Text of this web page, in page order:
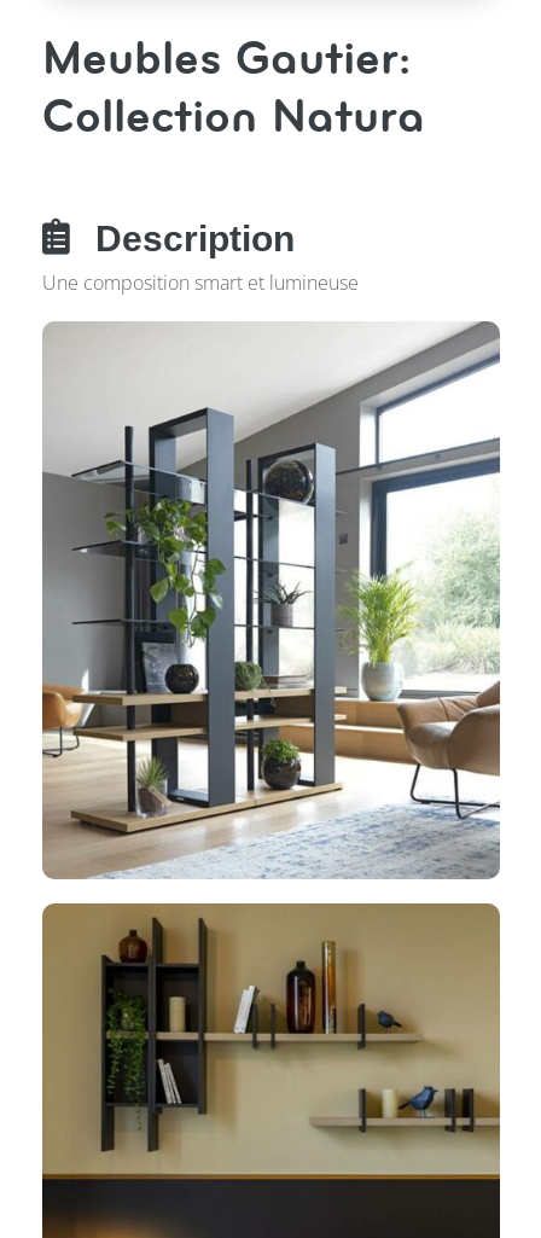
Meubles Gautier:
Collection Natura
 Description
Une composition smart et lumineuse